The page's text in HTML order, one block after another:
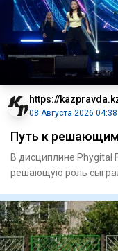
https://
08 Августа 2026 04:38
Путь к
В дисциплине Phygital
решающую роль